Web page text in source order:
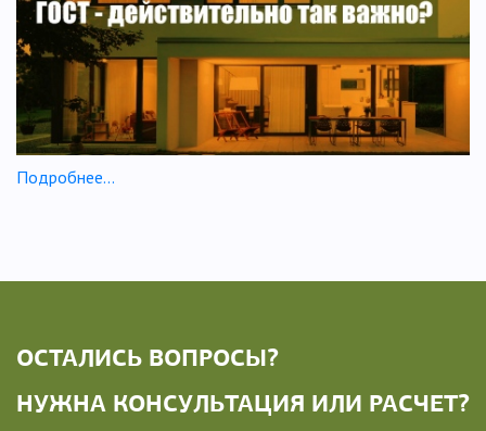
Подробнее...
ОСТАЛИСЬ ВОПРОСЫ?
НУЖНА КОНСУЛЬТАЦИЯ ИЛИ РАСЧЕТ?